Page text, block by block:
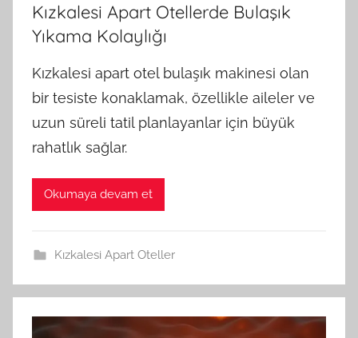
Kızkalesi Apart Otellerde Bulaşık
Yıkama Kolaylığı
Kızkalesi apart otel bulaşık makinesi olan
bir tesiste konaklamak, özellikle aileler ve
uzun süreli tatil planlayanlar için büyük
rahatlık sağlar.
Okumaya devam et
Kızkalesi Apart Oteller